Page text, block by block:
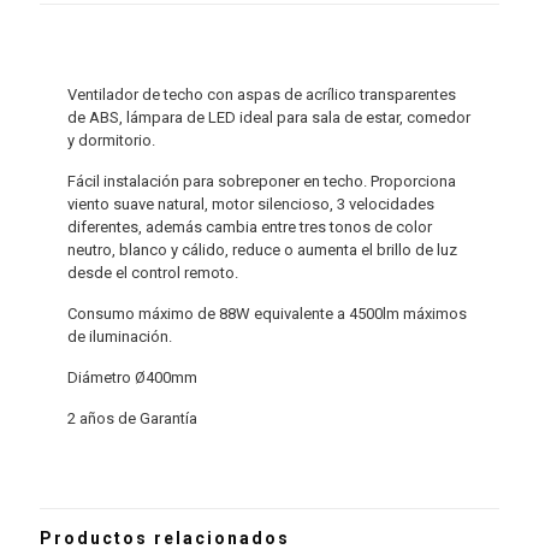
Ventilador de techo con aspas de acrílico transparentes
de ABS, lámpara de LED ideal para sala de estar, comedor
y dormitorio.
Fácil instalación para sobreponer en techo. Proporciona
viento suave natural, motor silencioso, 3 velocidades
diferentes, además cambia entre tres tonos de color
neutro, blanco y cálido, reduce o aumenta el brillo de luz
desde el control remoto.
Consumo máximo de 88W equivalente a 4500lm máximos
de iluminación.
Diámetro Ø400mm
2 años de Garantía
Productos relacionados